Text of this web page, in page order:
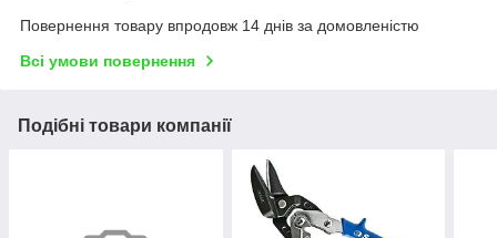
Повернення товару впродовж 14 днів за домовленістю
Всі умови повернення
Подібні товари компанії